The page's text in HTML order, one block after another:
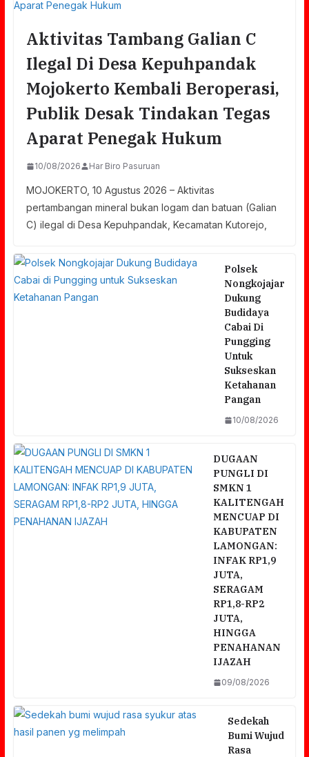
Aktivitas Tambang Galian C
Ilegal Di Desa Kepuhpandak
Mojokerto Kembali Beroperasi,
Publik Desak Tindakan Tegas
Aparat Penegak Hukum
10/08/2026 Har Biro Pasuruan
​MOJOKERTO, 10 Agustus 2026 – Aktivitas
pertambangan mineral bukan logam dan batuan (Galian
C) ilegal di Desa Kepuhpandak, Kecamatan Kutorejo,
Polsek
Nongkojajar
Dukung
Budidaya
Cabai Di
Pungging
Untuk
Sukseskan
Ketahanan
Pangan
10/08/2026
DUGAAN
PUNGLI DI
SMKN 1
KALITENGAH
MENCUAP DI
KABUPATEN
LAMONGAN:
INFAK RP1,9
JUTA,
SERAGAM
RP1,8-RP2
JUTA,
HINGGA
PENAHANAN
IJAZAH
09/08/2026
Sedekah
Bumi Wujud
Rasa